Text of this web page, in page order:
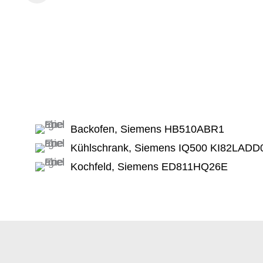
Backofen, Siemens HB510ABR1
Kühlschrank, Siemens IQ500
Kochfeld, Siemens ED811HQ26E